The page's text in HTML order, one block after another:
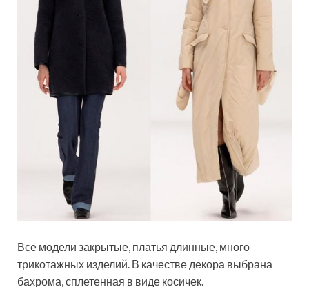
Все модели закрытые, платья длинные, много
трикотажных изделий. В качестве декора выбрана
бахрома, сплетенная в виде косичек.